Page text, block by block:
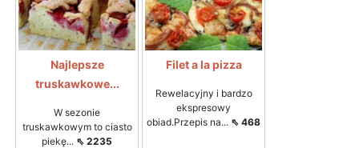
Najlepsze
truskawkowe...
W sezonie
truskawkowym to ciasto
piekę... ⇖ 2235
Filet a la pizza
Rewelacyjny i bardzo
ekspresowy
obiad.Przepis na... ⇖ 468